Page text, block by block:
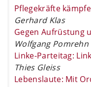
Pflegekräfte
Gerhard Klas
Gegen Aufrüstung
Wolfgang Pomrehn
Linke-Parteitag:
Thies Gleiss
Lebenslaute: Mit